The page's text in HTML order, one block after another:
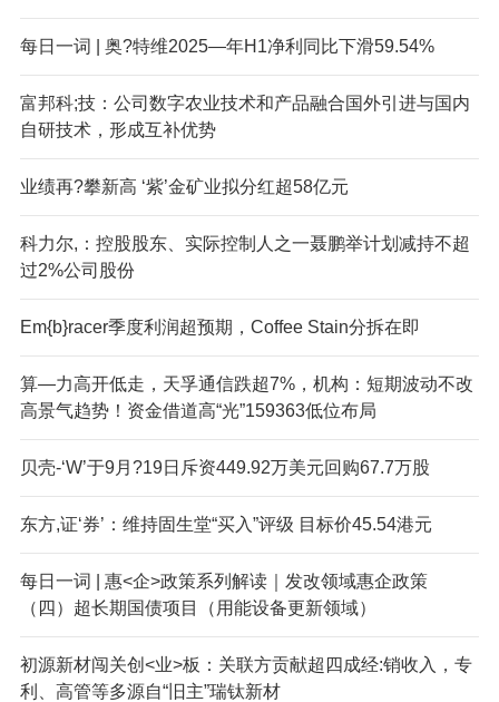
每日一词 | 奥?特维2025—年H1净利同比下滑59.54%
富邦科;技：公司数字农业技术和产品融合国外引进与国内
自研技术，形成互补优势
业绩再?攀新高 ‘紫’金矿业拟分红超58亿元
科力尔,：控股股东、实际控制人之一聂鹏举计划减持不超
过2%公司股份
Em{b}racer季度利润超预期，Coffee Stain分拆在即
算—力高开低走，天孚通信跌超7%，机构：短期波动不改
高景气趋势！资金借道高“光”159363低位布局
贝壳-‘W’于9月?19日斥资449.92万美元回购67.7万股
东方,证‘券’：维持固生堂“买入”评级 目标价45.54港元
每日一词 | 惠<企>政策系列解读｜发改领域惠企政策
（四）超长期国债项目（用能设备更新领域）
初源新材闯关创<业>板：关联方贡献超四成经:销收入，专
利、高管等多源自“旧主”瑞钛新材